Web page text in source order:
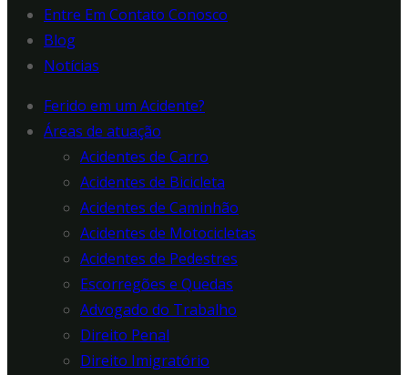
Entre Em Contato Conosco
Blog
Notícias
Ferido em um Acidente?
Áreas de atuação
Acidentes de Carro
Acidentes de Bicicleta
Acidentes de Caminhão
Acidentes de Motocicletas
Acidentes de Pedestres
Escorregões e Quedas
Advogado do Trabalho
Direito Penal
Direito Imigratório